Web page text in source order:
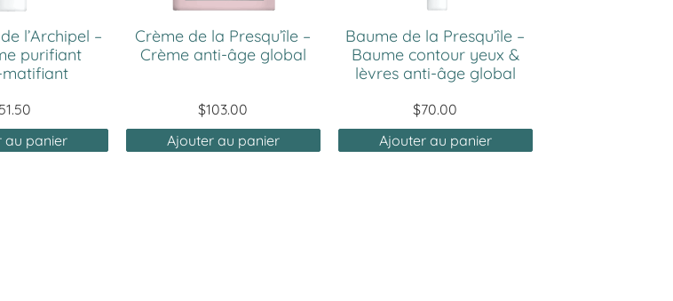
l’Archipel –
purifiant
51.50
au panier
Crème de la Presqu’île –
Crème anti-âge global
$103.00
Ajouter au panier
Baume de la Presqu’île –
Baume contour yeux &
lèvres anti-âge global
$70.00
Ajouter au panier